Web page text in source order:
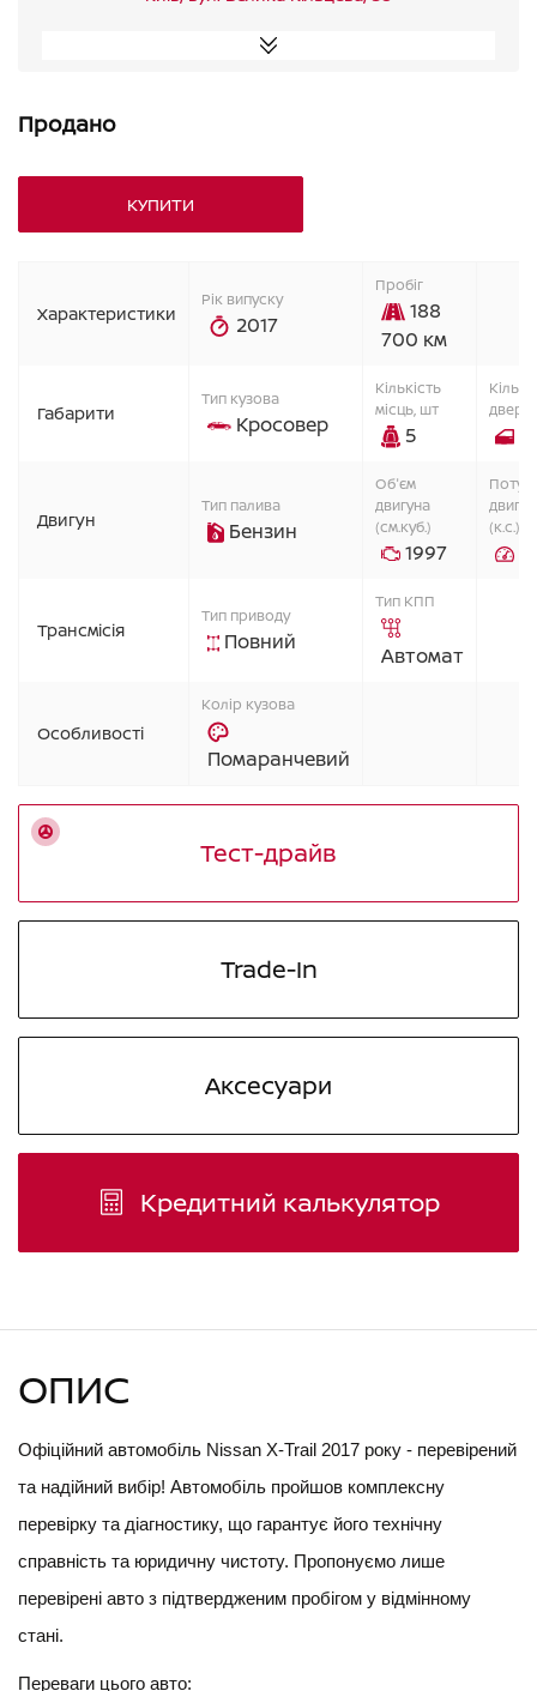
Продано
КУПИТИ
Характеристики
Рік випуску
2017
Пробіг
188
700 км
Габарити
Тип кузова
Кросовер
Кiлькiсть
мiсць, шт
5
Двигун
Тип палива
Бензин
Об'єм
двигуна
(см.куб.)
1997
(к.с.)
Трансмісія
Тип приводу
Повний
Тип КПП
Автомат
Особливості
Колір кузова
Помаранчевий
Тест-драйв
Trade-In
Аксесуари
Кредитний калькулятор
ОПИС
Офіційний автомобіль Nissan X-Trail 2017 року - перевірений
та надійний вибір! Автомобіль пройшов комплексну
перевірку та діагностику, що гарантує його технічну
справність та юридичну чистоту. Пропонуємо лише
перевірені авто з підтвердженим пробігом у відмінному
стані.
Переваги цього авто: